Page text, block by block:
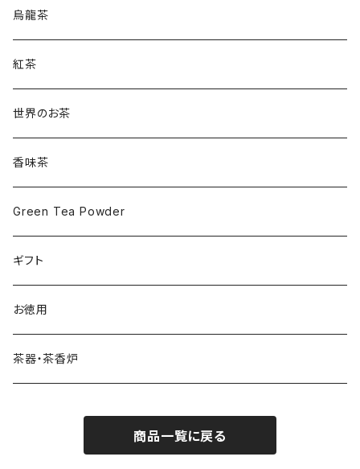
烏龍茶
紅茶
世界のお茶
香味茶
Green Tea Powder
ギフト
お徳用
茶器・茶香炉
商品一覧に戻る